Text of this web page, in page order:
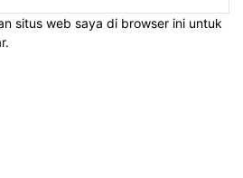
situs web saya di browser ini untuk